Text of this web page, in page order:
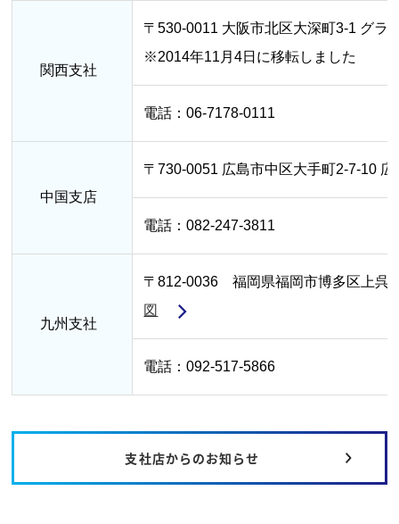
関西支社
〒530-0011 大阪市北区大深町3-1 グ
※2014年11月4日に移転しました
電話：06-7178-0111
中国支店
〒730-0051 広島市中区大手町2-7-10
電話：082-247-3811
九州支社
〒812-0036 福岡県福岡市博多区上
図
電話：092-517-5866
支社店からのお知らせ